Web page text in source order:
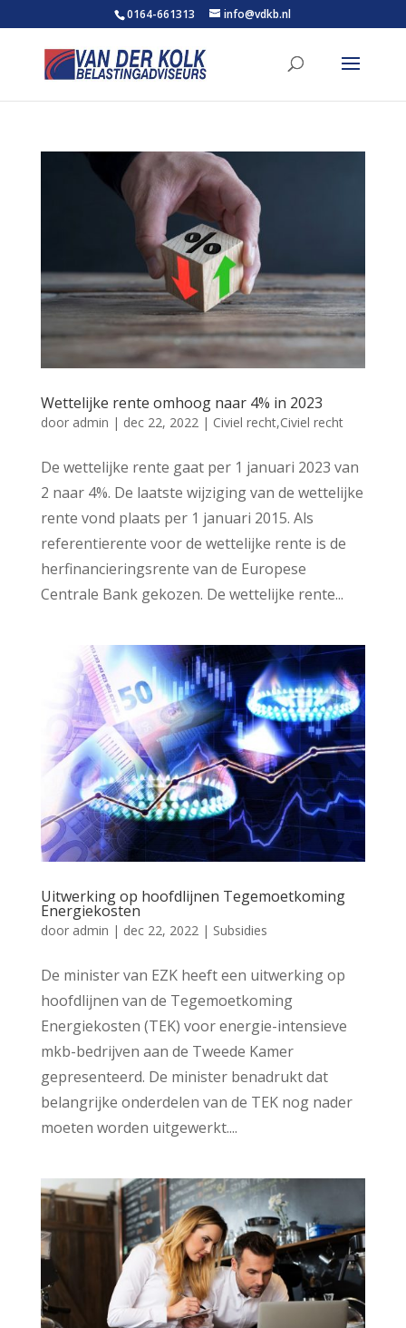
0164-661313 info@vdkb.nl
Wettelijke rente omhoog naar 4% in 2023
door admin | dec 22, 2022| Civiel recht,Civiel recht
De wettelijke rente gaat per 1 januari 2023 van
2 naar 4%. De laatste wijziging van de wettelijke
rente vond plaats per 1 januari 2015. Als
referentierente voor de wettelijke rente is de
herfinancieringsrente van de Europese
Centrale Bank gekozen. De wettelijke rente...
Uitwerking op hoofdlijnen Tegemoetkoming
Energiekosten
door admin | dec 22, 2022| Subsidies
De minister van EZK heeft een uitwerking op
hoofdlijnen van de Tegemoetkoming
Energiekosten (TEK) voor energie-intensieve
mkb-bedrijven aan de Tweede Kamer
gepresenteerd. De minister benadrukt dat
belangrijke onderdelen van de TEK nog nader
moeten worden uitgewerkt....